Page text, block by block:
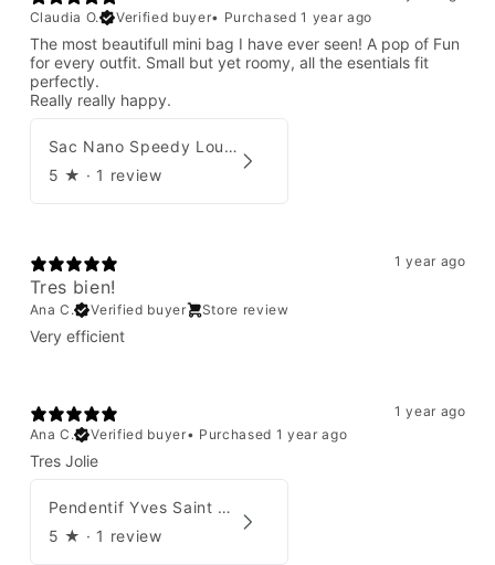
Claudia O.
Verified buyer• Purchased 1 year ago
The most beautifull mini bag I have ever seen! A pop of Fun
for every outfit. Small but yet roomy, all the esentials fit
perfectly.
Really really happy.
Sac Nano Speedy Louis Vuitton X Yayoi Kusama
5 ★ · 1 review
1 year ago
Tres bien!
Ana C. Verified buyer Store review
Very efficient
1 year ago
Ana C.
Verified buyer• Purchased 1 year ago
Tres Jolie
Pendentif Yves Saint Laurent
5 ★ · 1 review